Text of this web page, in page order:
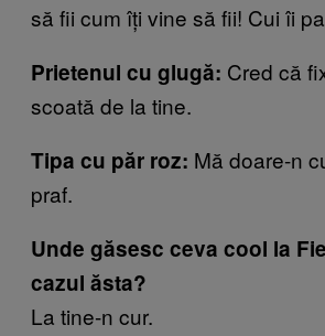
să fii cum îți vine să fii! Cui îi
Prietenul cu glugă: Cred că
scoată de la tine.
Tipa cu păr roz: Mă doare-n
praf.
Unde găsesc ceva cool la
cazul ăsta?
La tine-n cur.